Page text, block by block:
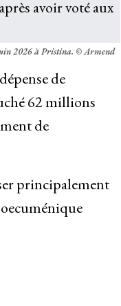
2026 à Pristina. © Armend
de
62 millions
de
principalement